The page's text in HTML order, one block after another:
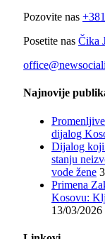
Pozovite nas
Posetite nas Čika
Najnovije
dijalog
Dijalog koji
stanju
vode žene
Primena
Kosovu:
13/03/2026